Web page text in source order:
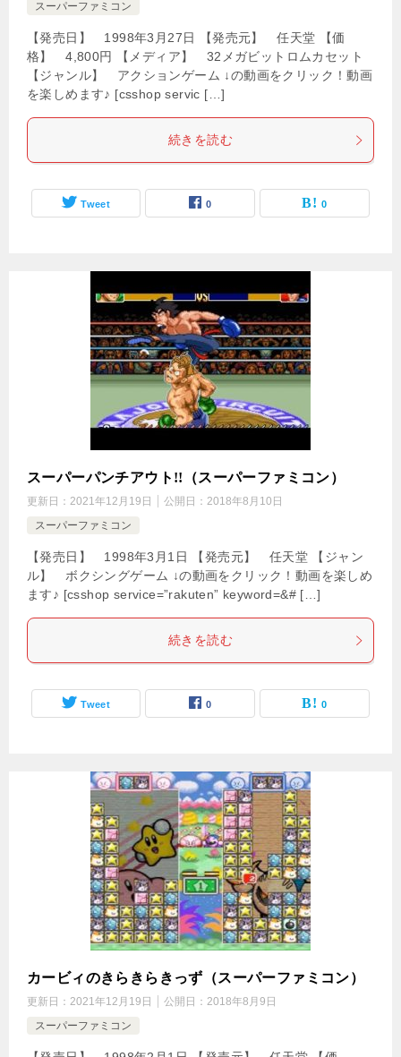
スーパーファミコン
【発売日】 1998年3月27日 【発売元】 任天堂 【価
格】 4,800円 【メディア】 32メガビットロムカセット
【ジャンル】 アクションゲーム ↓の動画をクリック！動画
を楽しめます♪ [csshop servic […]
続きを読む
Tweet 0 0
スーパーパンチアウト!!（スーパーファミコン）
更新日： 2021年12月19日 公開日： 2018年8月10日
スーパーファミコン
【発売日】 1998年3月1日 【発売元】 任天堂 【ジャン
ル】 ボクシングゲーム ↓の動画をクリック！動画を楽しめ
ます♪ [csshop service=”rakuten” keyword=&# […]
続きを読む
Tweet 0 0
カービィのきらきらきっず（スーパーファミコン）
更新日： 2021年12月19日 公開日： 2018年8月9日
スーパーファミコン